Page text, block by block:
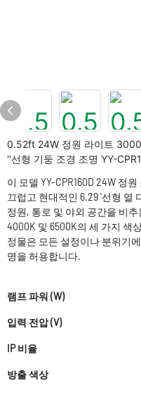
0.52ft 24W 정원 라이트
''선형 기둥 조경 조명 YY-
이 모델 YY-CPR160D 24W 정
끄럽고 현대적인 6.29 '선형 열
정원, 통로 및 야외 공간을 비
4000K 및 6500K의 세 가지 색
정물은 모든 설정이나 분위기
명을 허용합니다.
램프 파워 (W)
입력 전압 (V)
IP 비율
방출 색상